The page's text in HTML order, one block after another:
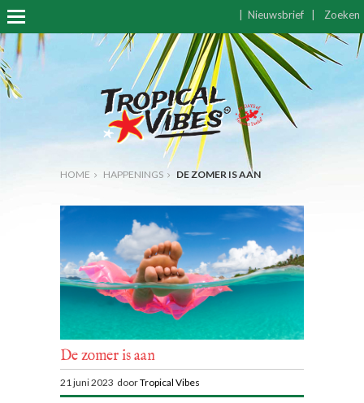
Nieuwsbrief Zoeken
HOME HAPPENINGS DE ZOMER IS AAN
De zomer is aan
21 juni 2023 doorTropical Vibes